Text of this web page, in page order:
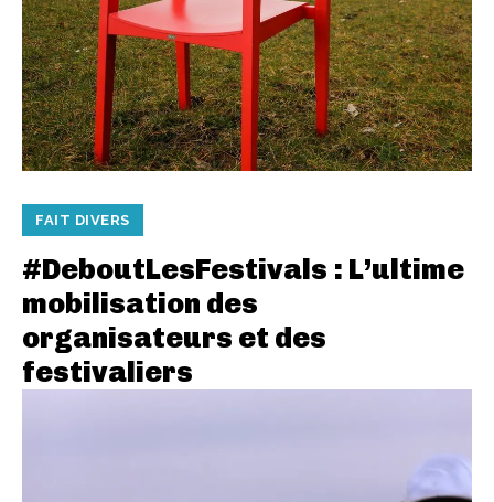
FAIT DIVERS
#DeboutLesFestivals : L’ultime
mobilisation des
organisateurs et des
festivaliers